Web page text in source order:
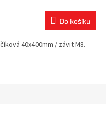
Do košíku
40x400mm / závit M8.